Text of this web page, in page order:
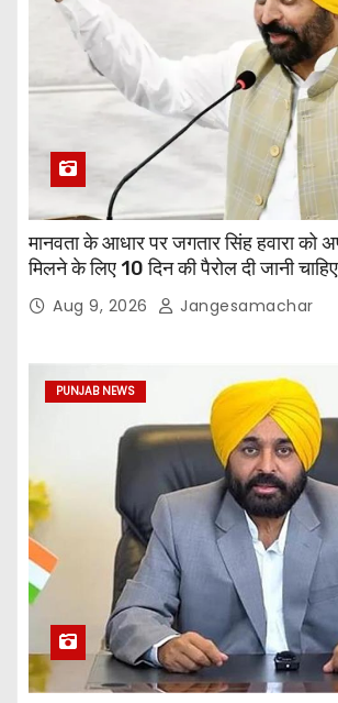
मानवता के आधार पर जगतार सिंह हवारा को
मिलने के लिए 10 दिन की पैरोल दी जानी
सिंह मानAug 9, 2026 Jangesamachar
PUNJAB NEWS